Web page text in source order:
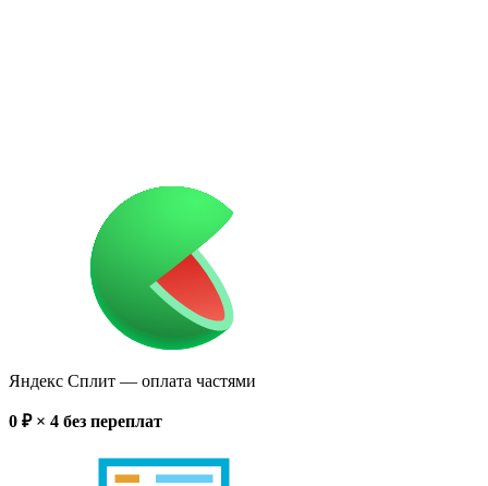
Яндекс Сплит — оплата частями
0 ₽ × 4 без переплат